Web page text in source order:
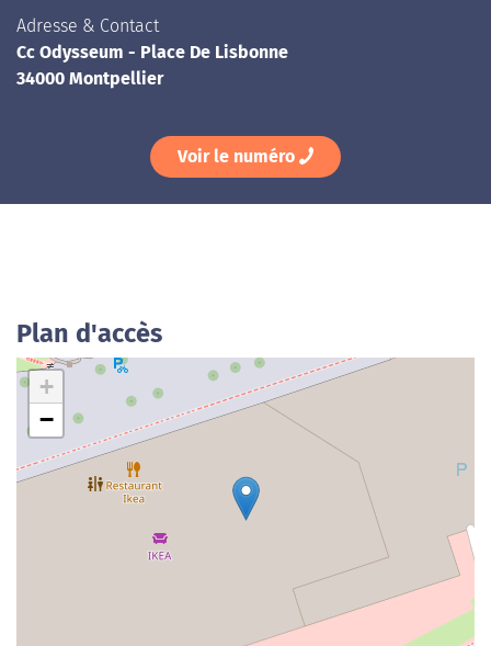
Adresse & Contact
Cc Odysseum - Place De Lisbonne
34000 Montpellier
Voir le numéro
Plan d'accès
+
−